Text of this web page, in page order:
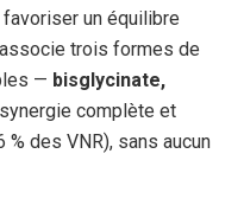
un équilibre
trois formes de
— bisglycinate,
complète et
des VNR), sans aucun